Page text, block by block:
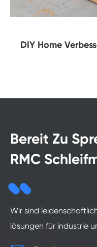
DIY Home
Bereit Zu
RMC
Wir sind
lösungen für industrie